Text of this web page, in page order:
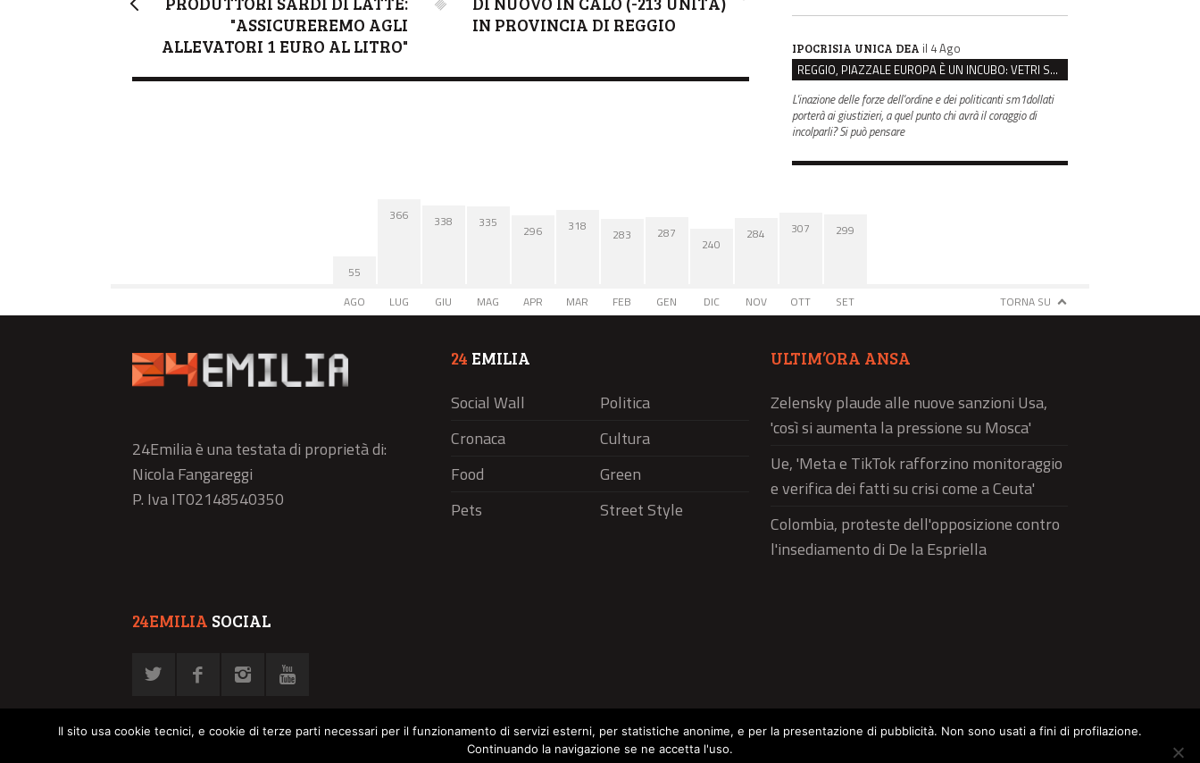
"ASSICUREREMO AGLI
ALLEVATORI 1 EURO AL LITRO"
IN PROVINCIA DI REGGIO
IPOCRISIA UNICA DEA il 4 Ago
REGGIO, PIAZZALE EUROPA È UN INCUBO: VETRI SPACCATI E FURTI SULLE AUTO IN SOSTA
L'inazione delle forze dell'ordine e dei politicanti sm1dollati
porterà ai giustizieri, a quel punto chi avrà il coraggio di
incolparli? Si può pensare
55
AGO
366
LUG
338
GIU
335
MAG
296
APR
318
MAR
283
FEB
287
GEN
240
DIC
284
NOV
307
OTT
299
SET TORNA SU
24Emilia è una testata di proprietà di:
Nicola Fangareggi
P. Iva IT02148540350
24 EMILIA
Social Wall
Politica
Cronaca
Cultura
Food
Green
Pets
Street Style
ULTIM’ORA ANSA
Zelensky plaude alle nuove sanzioni Usa,
'così si aumenta la pressione su Mosca'
Ue, 'Meta e TikTok rafforzino monitoraggio
e verifica dei fatti su crisi come a Ceuta'
Colombia, proteste dell'opposizione contro
l'insediamento di De la Espriella
24EMILIA SOCIAL
Il sito usa cookie tecnici, e cookie di terze parti necessari per il funzionamento di servizi esterni, per statistiche anonime, e per la presentazione di pubblicità. Non sono usati a fini di profilazione.
Continuando la navigazione se ne accetta l'uso.